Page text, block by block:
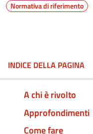
Normativa di riferimento
INDICE DELLA PAGINA
A chi è rivolto
Approfondimenti
Come fare